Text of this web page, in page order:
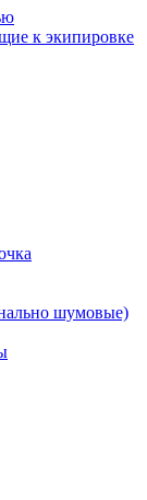
к экипировке
шумовые)